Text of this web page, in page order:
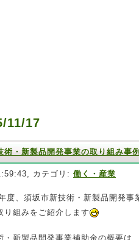
11/17
術・新製品開発事業の取り組み事
カテゴリ: 働く・産業
度、須坂市新技術・新製品開発事
り組みをご紹介します
・新製品開発事業補助金の概要は